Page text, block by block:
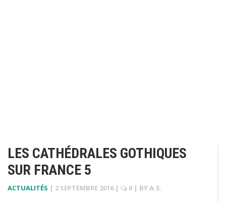
LES CATHÉDRALES GOTHIQUES
SUR FRANCE 5
ACTUALITÉS | 2 SEPTEMBRE 2016 | 0 | BYA.S.